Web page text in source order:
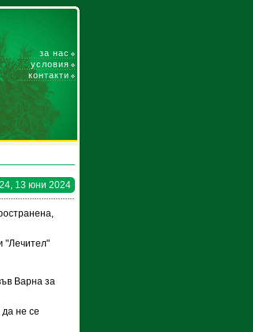
за нас
условия
контакти
13 юни 2024
"Лечител"
Варна за
не се